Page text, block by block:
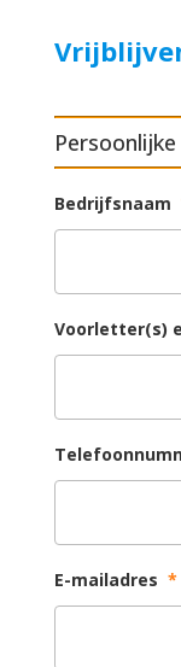
Bedrijfsnaam
Voorletter(s)
E-mailadres *